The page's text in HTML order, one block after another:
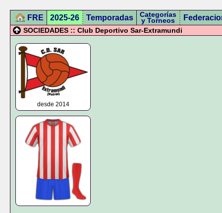
FRE 2025-26 Temporadas Categorías
y Torneos
SOCIEDADES :: Club Deportivo Sar-Extramundi
desde 2014